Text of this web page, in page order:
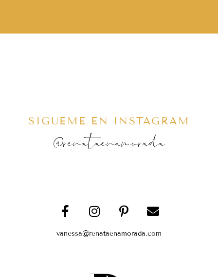
SÍGUEME EN INSTAGRAM
@renataenamorada
vanessa@renataenamorada.com